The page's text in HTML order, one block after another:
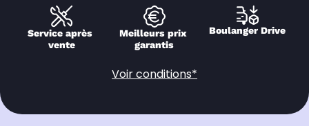
Service après
vente
Meilleurs prix
garantis
Boulanger Drive
Voir conditions*